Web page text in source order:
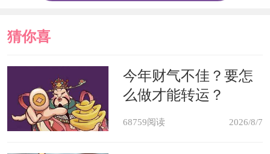
视。
无法专心致志学习
另外，还会打乱我们的注意力。卫
猜你喜
今年财气不佳？要怎
么做才能转运？
68759阅读 2026/8/7